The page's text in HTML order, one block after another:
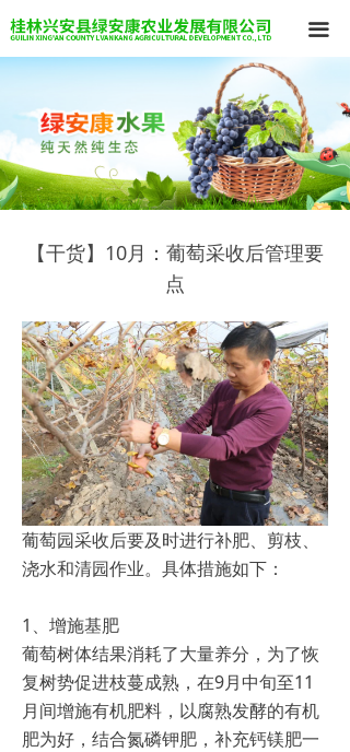
끀
【干货】10月：葡萄采收后管理要
点
葡萄园采收后要及时进行补肥、剪枝、
浇水和清园作业。具体措施如下：
1、增施基肥
葡萄树体结果消耗了大量养分，为了恢
复树势促进枝蔓成熟，在9月中旬至11
月间增施有机肥料，以腐熟发酵的有机
肥为好，结合氮磷钾肥，补充钙镁肥一